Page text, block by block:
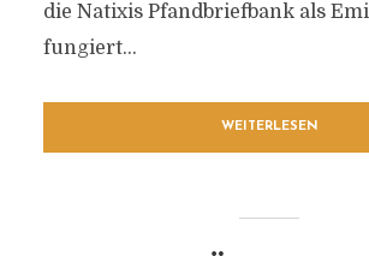
die Natixis Pfandbriefbank als
fungiert...
WEITERLESEN